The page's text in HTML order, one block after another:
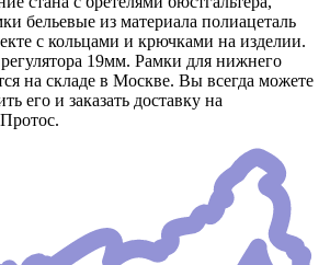
бельевые из материала полиацеталь
с кольцами и крючками на изделии.
19мм. Рамки для нижнего
на складе в Москве. Вы всегда можете
его и заказать доставку на